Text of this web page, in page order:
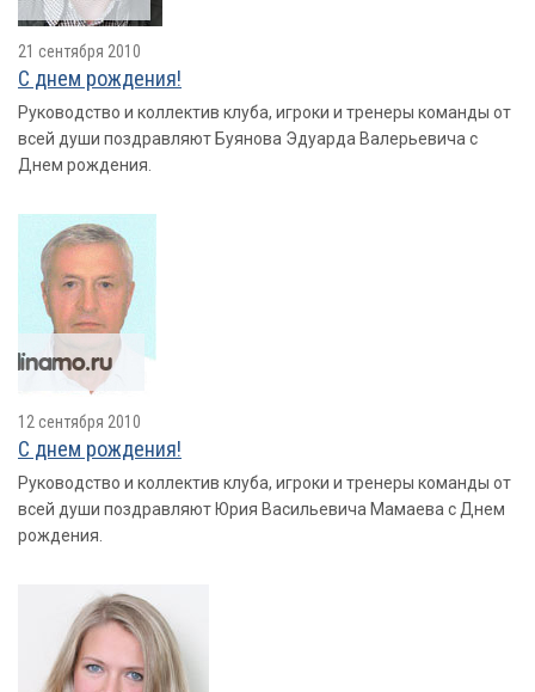
21 сентября 2010
С днем рождения!
Руководство и коллектив клуба, игроки и тренеры команды от
всей души поздравляют Буянова Эдуарда Валерьевича с
Днем рождения.
12 сентября 2010
С днем рождения!
Руководство и коллектив клуба, игроки и тренеры команды от
всей души поздравляют Юрия Васильевича Мамаева с Днем
рождения.